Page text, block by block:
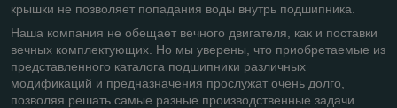
крышки не позволяет попадания воды внутрь подшипника.
Наша компания не обещает вечного двигателя, как и поставки
вечных комплектующих. Но мы уверены, что приобретаемые из
представленного каталога подшипники различных
модификаций и предназначения прослужат очень долго,
позволяя решать самые разные производственные задачи.